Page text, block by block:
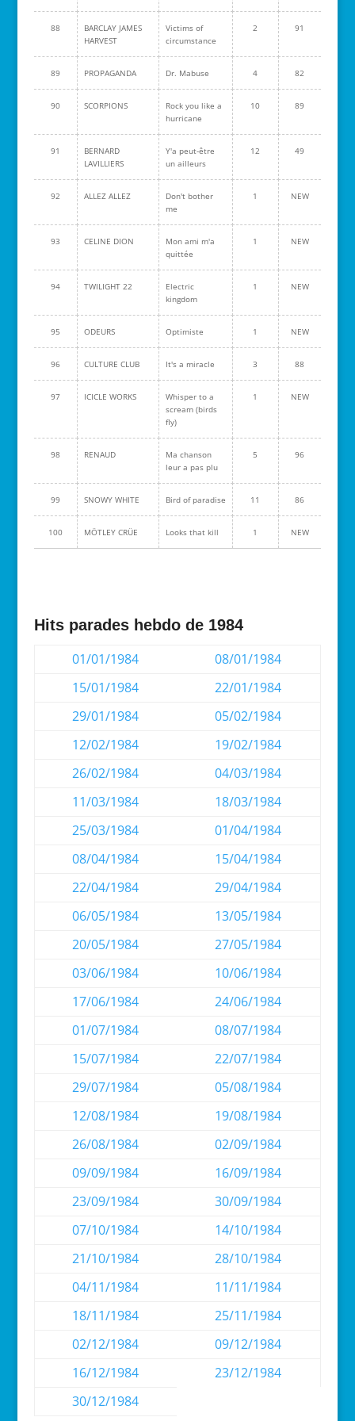
88
BARCLAY JAMES
HARVEST
Victims of
circumstance
2 91
89 PROPAGANDA Dr. Mabuse 4 82
90 SCORPIONS
Rock you like a
hurricane
10 89
91
BERNARD
LAVILLIERS
Y'a peut-être
un ailleurs
12 49
92 ALLEZ ALLEZ
Don't bother
me
1 NEW
93 CELINE DION
Mon ami m'a
quittée
1 NEW
94 TWILIGHT 22
Electric
kingdom
1 NEW
95 ODEURS Optimiste 1 NEW
96 CULTURE CLUB It's a miracle 3 88
97 ICICLE WORKS
Whisper to a
scream (birds
fly)
1 NEW
98 RENAUD
Ma chanson
leur a pas plu
5 96
99 SNOWY WHITE Bird of paradise 11 86
100 MÖTLEY CRÜE Looks that kill 1 NEW
Hits parades hebdo de 1984
01/01/1984
08/01/1984
15/01/1984
22/01/1984
29/01/1984
05/02/1984
12/02/1984
19/02/1984
26/02/1984
04/03/1984
11/03/1984
18/03/1984
25/03/1984
01/04/1984
08/04/1984
15/04/1984
22/04/1984
29/04/1984
06/05/1984
13/05/1984
20/05/1984
27/05/1984
03/06/1984
10/06/1984
17/06/1984
24/06/1984
01/07/1984
08/07/1984
15/07/1984
22/07/1984
29/07/1984
05/08/1984
12/08/1984
19/08/1984
26/08/1984
02/09/1984
09/09/1984
16/09/1984
23/09/1984
30/09/1984
07/10/1984
14/10/1984
21/10/1984
28/10/1984
04/11/1984
11/11/1984
18/11/1984
25/11/1984
02/12/1984
09/12/1984
16/12/1984
23/12/1984
30/12/1984